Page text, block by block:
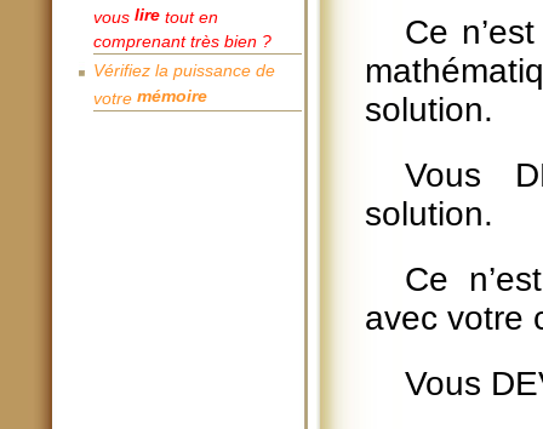
vous lire tout en
comprenant très bien ?
Vérifiez la puissance de
votre mémoire
Ce
solution.
Vous
solution.
Ce
avec votre
Vous